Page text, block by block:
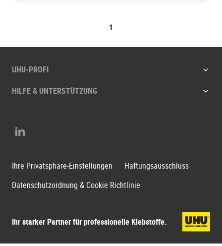
1
UHU-PROFI
HILFE & UNTERSTÜTZUNG
Ihr starker Partner für professionelle Klebstoffe.
LinkedIn
Ihre Privatsphäre-Einstellungen
Haftungsausschluss
Datenschutzordnung & Cookie Richtlinie